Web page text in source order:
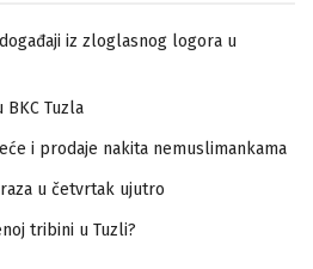
iz zloglasnog logora u
Tuzla
i prodaje nakita nemuslimankama
u četvrtak ujutro
tribini u Tuzli?